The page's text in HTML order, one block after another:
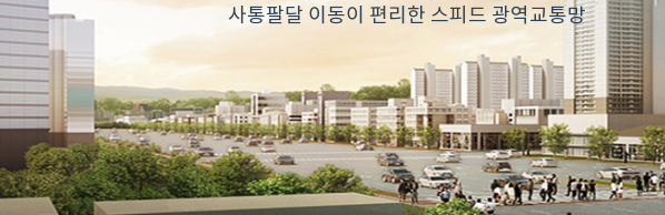
사통팔달 이동이 편리한 스피드 광역교통망